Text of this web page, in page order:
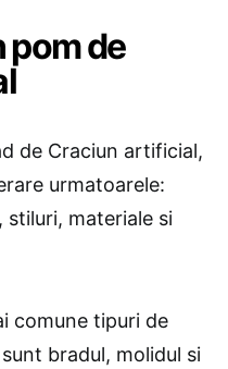
pom de
de Craciun artificial,
urmatoarele:
stiluri, materiale si
comune tipuri de
bradul, molidul si